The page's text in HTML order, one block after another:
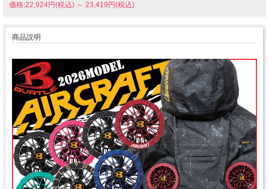
価格:22,924円(税込) ～ 23,419円(税込)
商品説明